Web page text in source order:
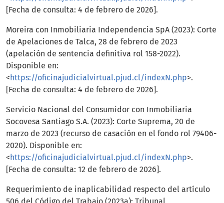
[Fecha de consulta: 4 de febrero de 2026].
Moreira con Inmobiliaria Independencia SpA (2023): Corte
de Apelaciones de Talca, 28 de febrero de 2023
(apelación de sentencia definitiva rol 158-2022).
Disponible en:
< https://oficinajudicialvirtual.pjud.cl/indexN.php>.
[Fecha de consulta: 4 de febrero de 2026].
Servicio Nacional del Consumidor con Inmobiliaria
Socovesa Santiago S.A. (2023): Corte Suprema, 20 de
marzo de 2023 (recurso de casación en el fondo rol 79406-
2020). Disponible en:
< https://oficinajudicialvirtual.pjud.cl/indexN.php>.
[Fecha de consulta: 12 de febrero de 2026].
Requerimiento de inaplicabilidad respecto del artículo